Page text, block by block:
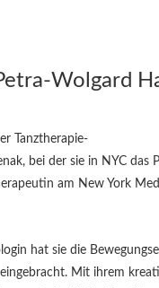
Wolgard
Tanztherapie-
bei der sie in NYC das
am New York
hat sie die
Mit ihrem